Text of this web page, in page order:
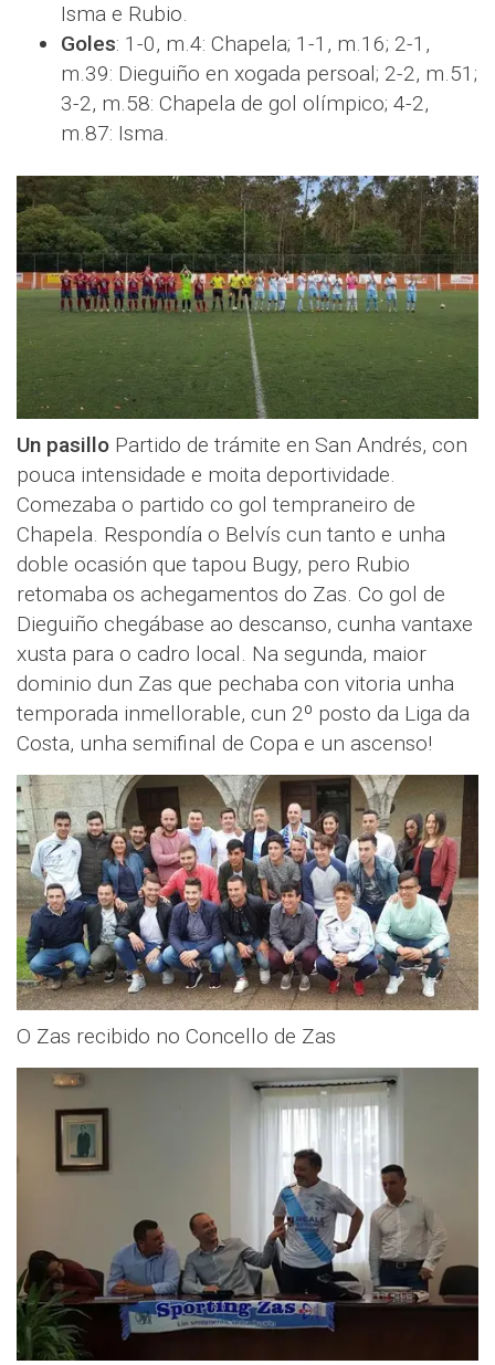
Isma e Rubio.
Goles: 1-0, m.4: Chapela; 1-1, m.16; 2-1,
m.39: Dieguiño en xogada persoal; 2-2, m.51;
3-2, m.58: Chapela de gol olímpico; 4-2,
m.87: Isma.
Un pasillo Partido de trámite en San Andrés, con
pouca intensidade e moita deportividade.
Comezaba o partido co gol tempraneiro de
Chapela. Respondía o Belvís cun tanto e unha
doble ocasión que tapou Bugy, pero Rubio
retomaba os achegamentos do Zas. Co gol de
Dieguiño chegábase ao descanso, cunha vantaxe
xusta para o cadro local. Na segunda, maior
dominio dun Zas que pechaba con vitoria unha
temporada inmellorable, cun 2º posto da Liga da
Costa, unha semifinal de Copa e un ascenso!
O Zas recibido no Concello de Zas